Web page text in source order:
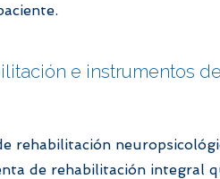
e instrumentos
rehabilitación
de rehabilitación integral